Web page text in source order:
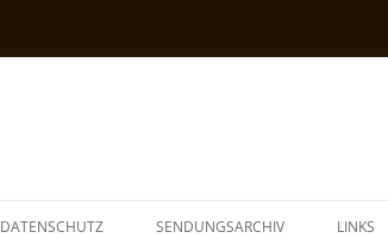
DATENSCHUTZ SENDUNGSARCHIV LINKS